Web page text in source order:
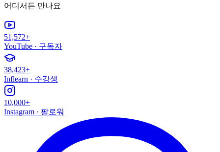
어디서든 만나요
51,572+
YouTube · 구독자
38,423+
Inflearn · 수강생
10,000+
Instagram · 팔로워